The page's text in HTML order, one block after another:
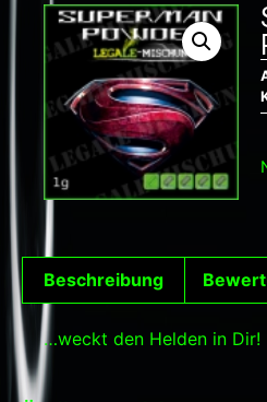
Beschreibung
…weckt den Helden in Dir!